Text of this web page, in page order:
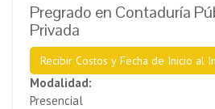
Pregrado en Contaduría
Privada
Recibir Costos y Fecha de Inicio al
Modalidad:
Presencial